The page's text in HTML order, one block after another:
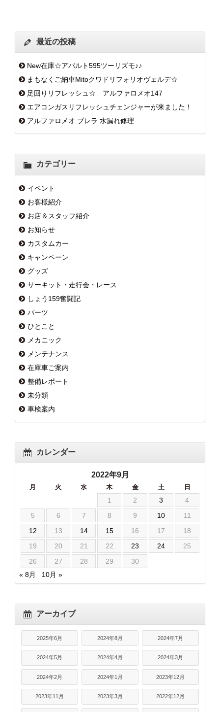
最近の投稿
New在庫☆アバルト595ツーリズモ♪♪
まもなくご納車Mitoクワドリフォリオヴェルデ☆
足回りリフレッシュ☆ アルファロメオ147
エアコンガスリフレッシュチェンジャーが来ました！
アルファロメオ ブレラ 水漏れ修理
カテゴリー
イベント
お客様紹介
お店＆スタッフ紹介
お知らせ
カスタムカー
キャンペーン
グッズ
サーキット・走行会・レース
しょう159奮闘記
パーツ
ひとこと
メカニック
メンテナンス
在庫車ご案内
整備レポート
未分類
車検案内
カレンダー
2022年9月
月 火 水 木 金 土 日
1 2 3
4
5
6 7 8 9 10
11
12
13 14 15 16 17
18
19
20 21 22 23 24
25
26
27 28 29
30
« 8月
10月 »
アーカイブ
2025年6月 2024年8月 2024年7月
2024年5月 2024年4月 2024年3月
2024年2月 2024年1月 2023年12月
2023年11月 2023年3月 2022年12月